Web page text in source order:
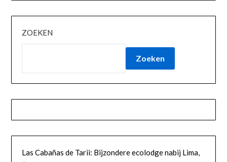
ZOEKEN
Zoeken
Las Cabañas de Tarii: Bijzondere ecolodge nabij Lima,